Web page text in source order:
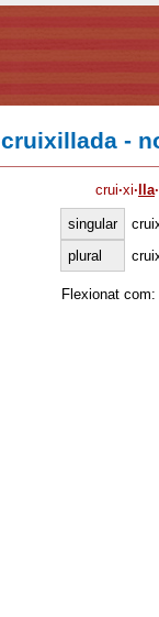
cruixillada -
crui·xi· lla·
singular
plural
Flexionat com: